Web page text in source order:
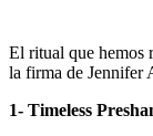
El ritual que hemos
la firma de Jennifer
1- Timeless